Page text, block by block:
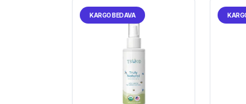
KARGO BEDAVA